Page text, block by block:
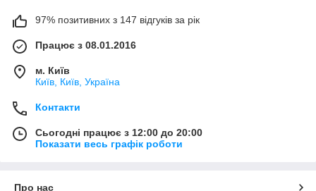
97% позитивних з 147 відгуків за рік
Працює з 08.01.2016
м. Київ
Київ, Київ, Україна
Контакти
Сьогодні працює з 12:00 до 20:00
Показати весь графік роботи
Про нас